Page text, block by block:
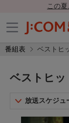
この
番組表 ベストヒ
ベストヒッ
放送スケジュ